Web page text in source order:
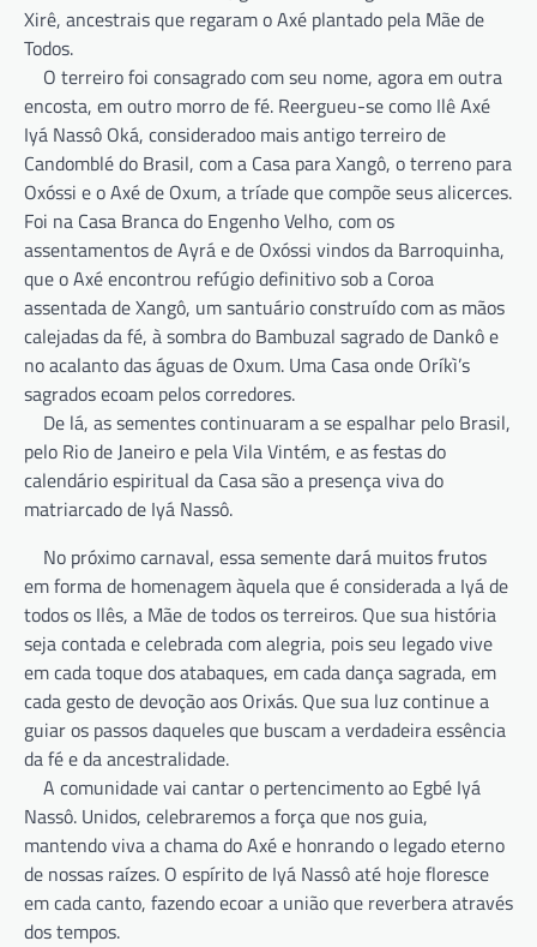
Xirê, ancestrais que regaram o Axé plantado pela Mãe de
Todos.
O terreiro foi consagrado com seu nome, agora em outra
encosta, em outro morro de fé. Reergueu-se como Ilê Axé
Iyá Nassô Oká, consideradoo mais antigo terreiro de
Candomblé do Brasil, com a Casa para Xangô, o terreno para
Oxóssi e o Axé de Oxum, a tríade que compõe seus alicerces.
Foi na Casa Branca do Engenho Velho, com os
assentamentos de Ayrá e de Oxóssi vindos da Barroquinha,
que o Axé encontrou refúgio definitivo sob a Coroa
assentada de Xangô, um santuário construído com as mãos
calejadas da fé, à sombra do Bambuzal sagrado de Dankô e
no acalanto das águas de Oxum. Uma Casa onde Oríkì’s
sagrados ecoam pelos corredores.
De lá, as sementes continuaram a se espalhar pelo Brasil,
pelo Rio de Janeiro e pela Vila Vintém, e as festas do
calendário espiritual da Casa são a presença viva do
matriarcado de Iyá Nassô.
No próximo carnaval, essa semente dará muitos frutos
em forma de homenagem àquela que é considerada a Iyá de
todos os Ilês, a Mãe de todos os terreiros. Que sua história
seja contada e celebrada com alegria, pois seu legado vive
em cada toque dos atabaques, em cada dança sagrada, em
cada gesto de devoção aos Orixás. Que sua luz continue a
guiar os passos daqueles que buscam a verdadeira essência
da fé e da ancestralidade.
A comunidade vai cantar o pertencimento ao Egbé Iyá
Nassô. Unidos, celebraremos a força que nos guia,
mantendo viva a chama do Axé e honrando o legado eterno
de nossas raízes. O espírito de Iyá Nassô até hoje floresce
em cada canto, fazendo ecoar a união que reverbera através
dos tempos.